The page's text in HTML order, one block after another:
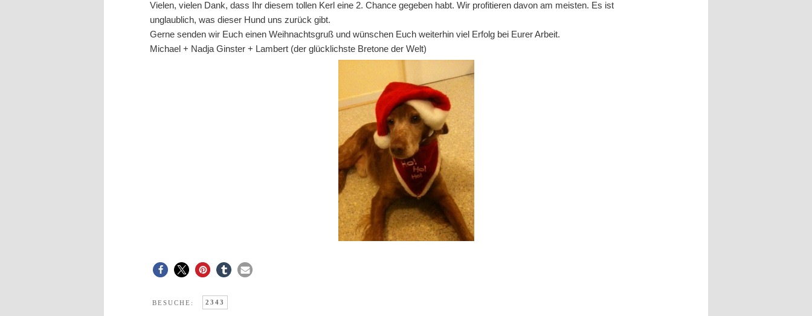
Vielen, vielen Dank, dass Ihr diesem tollen Kerl eine 2. Chance gegeben habt. Wir profitieren davon am meisten. Es ist
unglaublich, was dieser Hund uns zurück gibt.
Gerne senden wir Euch einen Weihnachtsgruß und wünschen Euch weiterhin viel Erfolg bei Eurer Arbeit.
Michael + Nadja Ginster + Lambert (der glücklichste Bretone der Welt)
BESUCHE: 2343